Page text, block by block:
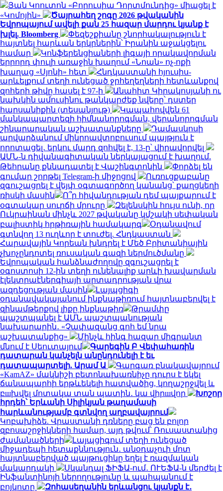
Յան Կոուտոն «Բորուսիա Դորտմունդից» միացել է
«Կոմոյին»
Ծայրահեղ շոգը 2026 թվականին
Եվրոպայում ավելի քան 25 հազար մարդու կյանք է
խլել. Bloomberg
Փեզեշքիանը շնորհակալություն է
հայտնել հարևան երկրներին՝ Իրանին աջակցելու
համար
Կոնֆերենցիաների լիգայի որակավորման
երրորդ փուլի առաջին խաղում «Նոան» ոչ-ոքի
խաղաց «Սյոնի» հետ
Հնդկաստանի հյուսիս-
արևելքում տեղի ունեցած ջրհեղեղների հետևանքով
զոհերի թիվը հասել է 97-ի
Անահիտ Կիրակոսյանի ու
նախկին ամուսինու թանկարժեք նվերը՝ դստեր
հարսանիքին (տեսանյութ)
Կապահովվեն 61
մանկապարտեզի հիմնանորոգման, վերանորոգման
շինարարական աշխատանքները
Դամասկոսի
արվարձանում միկրոավտոբուսում պայթյուն է
որոտացել․ երկու մարդ զոհվել է, 13-ը՝ վիրավորվել
ԱՄՆ-ն դիվանագիտական ներկայացում է խաղում.
Թեհրանը քննադատել է Վաշինգտոնին
Փորձել են
գումար շորթել Telegram-ի միջոցով
Ուռուցքաբանը
զգուշացրել է վեյփ օգտագործող կանանց՝ քաղցկեղի
ռիսկի մասին
Ո՞ր հիվանդության դեմ պայքարում է
օգտակար սուրճի մրուրը
Զելենսկին հույս ունի, որ
Ուկրաինան մինչև 2027 թվականը կմշակի սեփական
բալիստիկ հրթիռային համակարգ
Օդանավում
գտնվող 13 ուղևոր է տուժել. Հնդկաստան
Հարավային Կորեան խնդրել է Մեծ Բրիտանիային
չխոչընդոտել ռուսական գազի ներմուծմանը
Եվրոպական հանձնաժողովը զգուշացրել է
օգոստոսի 12-ին տեղի ունենալիք արևի խավարման
էլեկտրաէներգիայի արտադրության վրա
ազդեցության մասին
Լայպցիգի
օդանավակայանում ինքնաթիռում հայտնաբերվել է
զինամթերքով լիքը ինքնաթիռ
Թրամփը
պաշտպանել է ԱՄՆ պաշտպանության
նախարարին․ «Չափազանց գոհ եմ նրա
աշխատանքից»
Մինչև հինգ հազար միգրանտ
մնում է Սեուտայում
Գարեգին Բ Վեփահառին
դատարան կանչելն անընդունելի է եւ
դատապարտելի. Արամ Ա
Գարգառ բնակավայրում
«KamAZ» մակնիշի բետոնախառնիչը դուրս է եկել
ճանապարհի երթևեկելի հատվածից, կողաշրջվել և
բшխվել մոտակա տան պատին․ կա վիրшվոր
Խոշոր
հրդեհ՝ Երևանի Սիլիկյան թաղամասի
հարևանությամբ գտնվող աղբավայրում
Կոբախիձե. Վրաստանի դռները բաց են բոլոր
զբոսաշրջիկների համար, այդ թվում՝ Ռուսաստանից
ժամանածների
Լայպցիգում տեղի ունեցած
միջադեպի հետաքննություն․ անօդաչուի մոտ
հայտնաբերված պայթուցիկը եղել է ռազմական
մակարդակի
Սկանդալ ՖԻՖԱ-ում․ ՈՒԵՖԱ-ն մերժել է
Ինֆանտինոյի ներողությունը և պահպանում է
բոյկոտը
Զոհասեղանին երևանցու կյանքն է․